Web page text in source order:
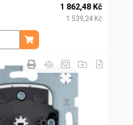
1 862,48 Kč
1 539,24 Kč
ks
Přidat do košíku